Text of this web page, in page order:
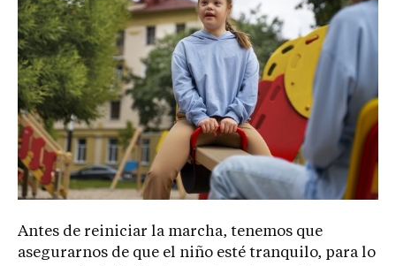
Antes de reiniciar la marcha, tenemos que
asegurarnos de que el niño esté tranquilo, para lo